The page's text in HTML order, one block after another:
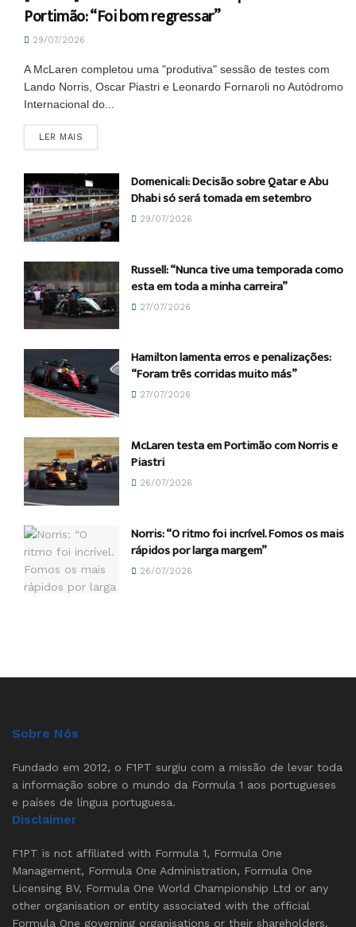
Portimão: “Foi bom regressar”
29/07/2026
A McLaren completou uma "produtiva" sessão de testes com
Lando Norris, Oscar Piastri e Leonardo Fornaroli no Autódromo
Internacional do...
LER MAIS
Domenicali: Decisão sobre Qatar e Abu
Dhabi só será tomada em setembro
29/07/2026
Russell: “Nunca tive uma temporada como
esta em toda a minha carreira”
27/07/2026
Hamilton lamenta erros e penalizações:
“Foram três corridas muito más”
27/07/2026
McLaren testa em Portimão com Norris e
Piastri
26/07/2026
Norris: “O ritmo foi incrível. Fomos os mais
rápidos por larga margem”
26/07/2026
Sobre Nós
Fundado em 2012, o F1PT surgiu com a missão de levar toda
a informação sobre o mundo da Formula 1 aos portugueses
e países de língua portuguesa.
Disclaimer
F1PT is not affiliated with Formula 1, Formula One
Management, Formula One Administration, Formula One
Licensing BV, Formula One World Championship Ltd or any
other organisation or entity associated with the official
Formula One governing organisations or their shareholders.